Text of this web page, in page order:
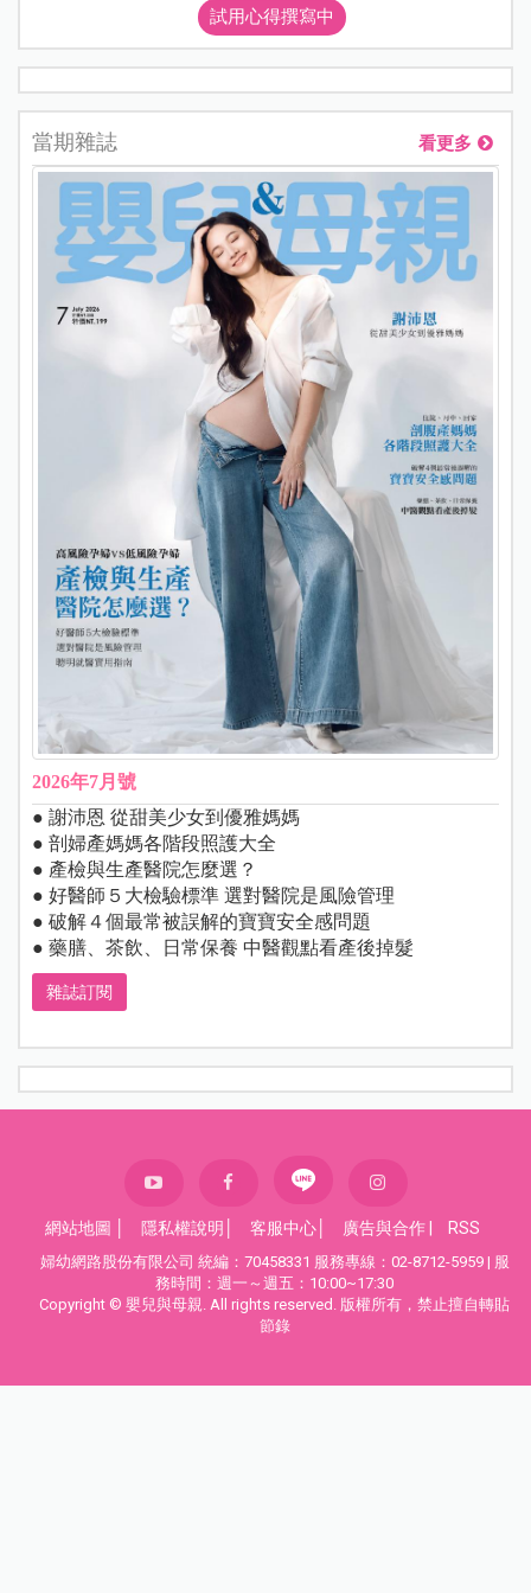
試用心得撰寫中
當期雜誌 看更多
2026年7月號
● 謝沛恩 從甜美少女到優雅媽媽
● 剖婦產媽媽各階段照護大全
● 產檢與生產醫院怎麼選？
● 好醫師５大檢驗標準 選對醫院是風險管理
● 破解４個最常被誤解的寶寶安全感問題
● 藥膳、茶飲、日常保養 中醫觀點看產後掉髮
雜誌訂閱
網站地圖 隱私權說明 客服中心 廣告與合作 RSS
婦幼網路股份有限公司 統編：70458331 服務專線：02-8712-5959 | 服
務時間：週一～週五：10:00~17:30
Copyright © 嬰兒與母親. All rights reserved. 版權所有，禁止擅自轉貼
節錄